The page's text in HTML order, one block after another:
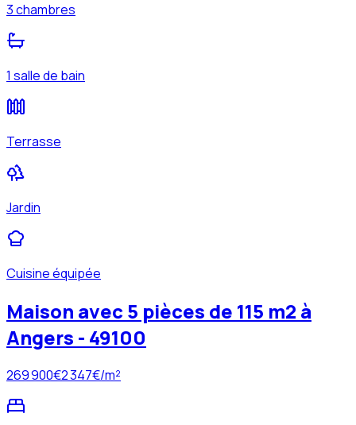
3 chambres
1 salle de bain
Terrasse
Jardin
Cuisine équipée
Maison avec 5 pièces de 115 m2 à
Angers - 49100
269 900€2 347€/m²